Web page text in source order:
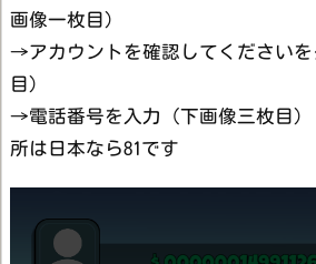
画像一枚目）
→アカウントを確認してくださいを
目）
→電話番号を入力（下画像三枚目
所は日本なら81です